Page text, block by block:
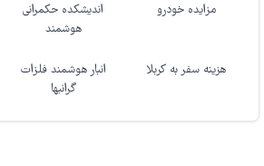
مزایده خودرو
اندیشکده حکمرانی
هوشمند
هزینه سفر به کربلا
انبار هوشمند فلزات
گرانبها